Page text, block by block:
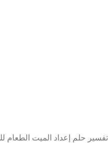
تفسير حلم إعداد الميت الطعام